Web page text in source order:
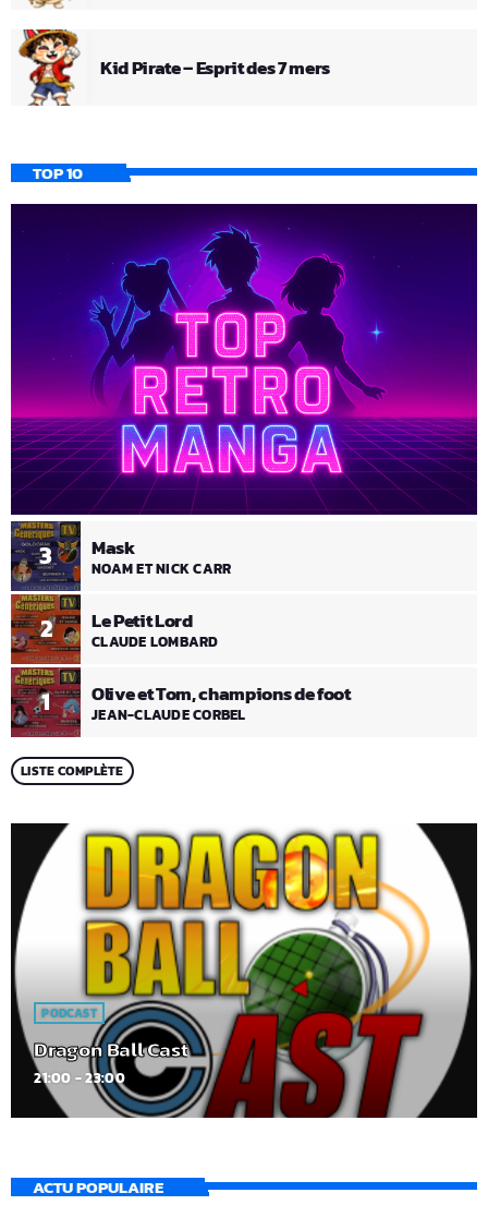
Kid Pirate – Esprit des 7 mers
TOP 10
1 Olive et Tom, champions de foot
JEAN-CLAUDE CORBEL
2 Le Petit Lord
CLAUDE LOMBARD
3 Mask
NOAM ET NICK CARR
LISTE COMPLÈTE
PODCAST
Dragon Ball Cast
21:00 - 23:00
ACTU POPULAIRE